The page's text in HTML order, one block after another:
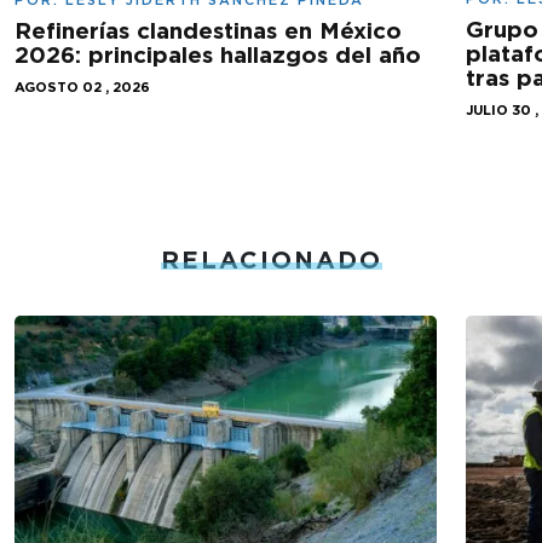
Refinerías clandestinas en México
2026: principales hallazgos del año
AGOSTO 02 , 2026
tras
JULIO 30
RELACIONADO